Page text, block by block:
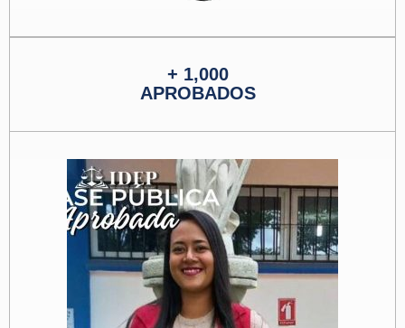
+ 1,000
APROBADOS